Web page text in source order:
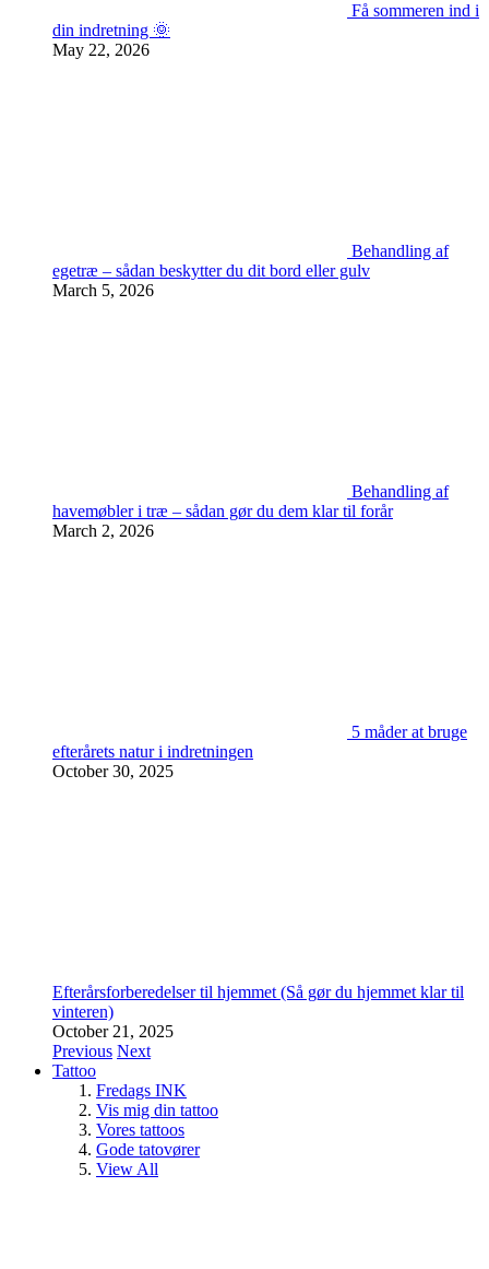
Få sommeren ind i
din indretning 🌞
May 22, 2026
Behandling af
egetræ – sådan beskytter du dit bord eller gulv
March 5, 2026
Behandling af
havemøbler i træ – sådan gør du dem klar til forår
March 2, 2026
5 måder at bruge
efterårets natur i indretningen
October 30, 2025
Efterårsforberedelser til hjemmet (Så gør du hjemmet klar til
vinteren)
October 21, 2025
Previous Next
Tattoo
Fredags INK
Vis mig din tattoo
Vores tattoos
Gode tatovører
View All